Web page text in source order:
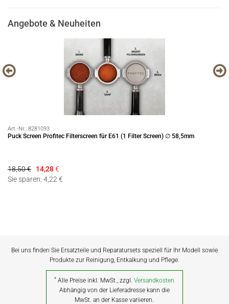
Angebote & Neuheiten
Art.-Nr.: 8281093
Puck Screen Profitec Filterscreen für E61 (1 Filter Screen) ∅ 58,5mm
18,50 € 14,28€
Sie sparen: 4,22 €
Bei uns finden Sie Ersatzteile und Reparatursets speziell für Ihr Modell sowie
Produkte zur Reinigung, Entkalkung und Pflege.
* Alle Preise inkl. MwSt., zzgl.Versandkosten
Abhängig von der Lieferadresse kann die
MwSt. an der Kasse variieren.